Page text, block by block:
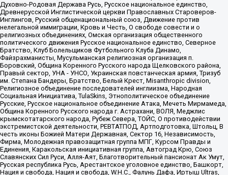
Духовно-Родовая Держава Русь, Русское национальное единство,
Древнерусской Инглистической церкви Православных Староверов-
Инглингов, Русский общенациональный союз, Движение против
нелегальной иммиграции, Кровь и Честь, О свободе совести и о
религиозных объединениях, Омская организация общественного
политического движения Русское национальное единство, Северное
Братство, Клуб Болельщиков Футбольного Клуба Динамо,
Файзрахманисты, Мусульманская религиозная организация п.
Боровский, Община Коренного Русского народа Щелковского района,
Правый сектор, УНА - УНСО, Украинская повстанческая армия, Тризуб
им. Степана Бандеры, Братство, Белый Крест, Misanthropic division,
Религиозное объединение последователей инглиизма, Народная
Социальная Инициатива, TulaSkins, Этнополитическое объединение
Русские, Русское национальное объединение Атака, Мечеть Мирмамеда,
Община Коренного Русского народа г. Астрахани, ВОЛЯ, Меджлис
крымскотатарского народа, Рубеж Севера, ТОЙС, О противодействии
экстремистской деятельности, РЕВТАТПОД, Артподготовка, Штольц, В
честь иконы Божией Матери Державная, Сектор 16, Независимость,
Фирма, Молодежная правозащитная группа МПГ, Курсом Правды и
Единения, Каракольская инициативная группа, Автоград Крю, Союз
Славянских Сил Руси, Алля-Аят, Благотворительный пансионат Ак Умут,
Русская республика Русь, Арестантское уголовное единство, Башкорт,
Нация и свобода, Нация и свобода, W.H.С., Фалунь Дафа, Иртыш Ultras,